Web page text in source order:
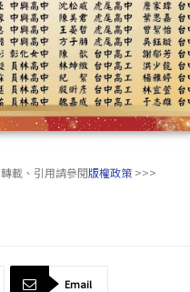
載、引用請參閱版權政策 >>>
Email